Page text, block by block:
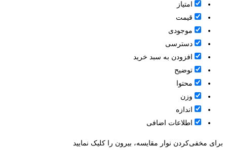
امتیاز
قيمت
موجودی
دسترسی
افزودن به سبد خرید
توضیح
محتوا
وزن
اندازه
اطلاعات اضافی
برای مخفی‌کردن نوار مقایسه، بیرون را کلیک نمایید